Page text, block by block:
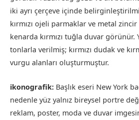
iki ayrı çerçeve içinde
kırmızı ojeli parmaklar ve metal zincir
kenarda kırmızı tuğla duvar görünür.
tonlarla verilmiş; kırmızı dudak ve
vurgu alanları oluşturmuştur.
ikonografik: Başlık eseri New York
nedenle yüz yalnız bireysel portre
reklam, poster, moda ve duvar